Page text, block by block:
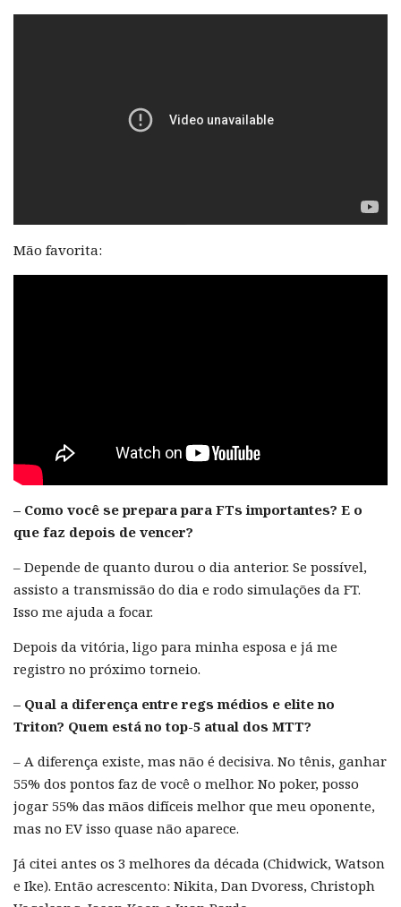
Mão favorita:
– Como você se prepara para FTs importantes? E o
que faz depois de vencer?
– Depende de quanto durou o dia anterior. Se possível,
assisto a transmissão do dia e rodo simulações da FT.
Isso me ajuda a focar.
Depois da vitória, ligo para minha esposa e já me
registro no próximo torneio.
– Qual a diferença entre regs médios e elite no
Triton? Quem está no top-5 atual dos MTT?
– A diferença existe, mas não é decisiva. No tênis, ganhar
55% dos pontos faz de você o melhor. No poker, posso
jogar 55% das mãos difíceis melhor que meu oponente,
mas no EV isso quase não aparece.
Já citei antes os 3 melhores da década (Chidwick, Watson
e Ike). Então acrescento: Nikita, Dan Dvoress, Christoph